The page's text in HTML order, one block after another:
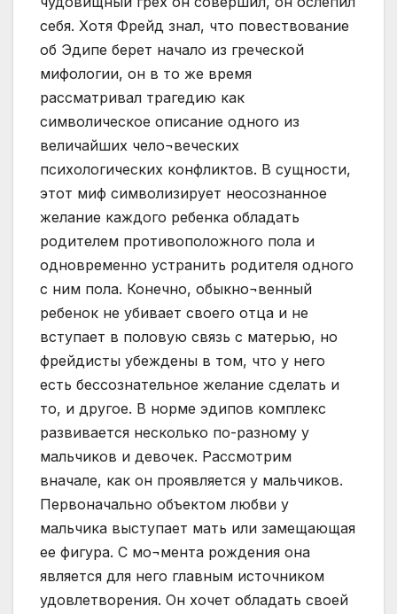
себя. Хотя Фрейд знал, что повествование
об Эдипе берет начало из греческой
мифологии, он в то же время
рассматривал трагедию как
символическое описание одного из
величайших чело¬веческих
психологических конфликтов. В сущности,
этот миф символизирует неосознанное
желание каждого ребенка обладать
родителем противоположного пола и
одновременно устранить родителя одного
с ним пола. Конечно, обыкно¬венный
ребенок не убивает своего отца и не
вступает в половую связь с матерью, но
фрейдисты убеждены в том, что у него
есть бессознательное желание сделать и
то, и другое. В норме эдипов комплекс
развивается несколько по-разному у
мальчиков и девочек. Рассмотрим
вначале, как он проявляется у мальчиков.
Первоначально объектом любви у
мальчика выступает мать или замещающая
ее фигура. С мо¬мента рождения она
является для него главным источником
удовлетворения. Он хочет обладать своей